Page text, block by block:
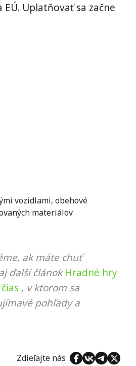
Uplatňovať sa začne
vozidlami, obehové
materiálov
ak máte chuť
ďalší článok Hradné hry
, v ktorom sa
pohľady a
Zdieľajte nás